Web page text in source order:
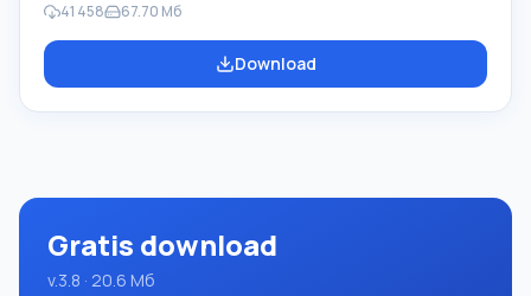
lærer programmering. Hovedformålet med Pascal
ABC.NET-programmeringssystemet er at studere og
undervise i moderne programmeringssprog. Funktioner
41 458 67.70 Мб
Download
Gratis download
v.3.8 · 20.6 Мб